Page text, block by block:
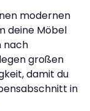
modernen
deine Möbel
nach
großen
damit du
in